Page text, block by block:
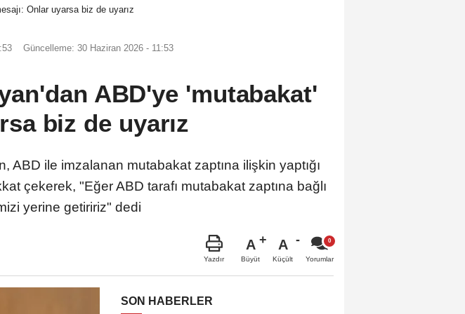
Onlar uyarsa biz de uyarız
Güncelleme: 30 Haziran 2026 - 11:53
ABD'ye 'mutabakat'
biz de uyarız
ile imzalanan mutabakat zaptına ilişkin yaptığı
çekerek, "Eğer ABD tarafı mutabakat zaptına bağlı
yerine getiririz" dedi
Yazdır
A
Büyüt
A
Küçült Yorumlar
SON HABERLER